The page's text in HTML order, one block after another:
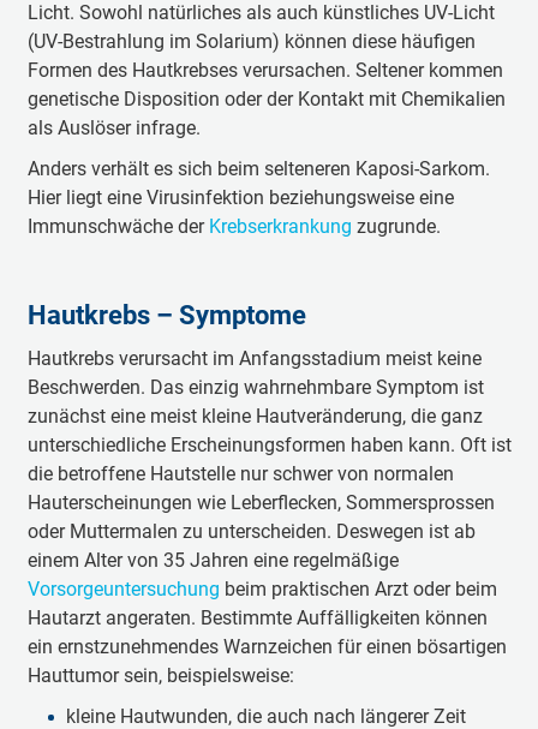
Licht. Sowohl natürliches als auch künstliches UV-Licht
(UV-Bestrahlung im Solarium) können diese häufigen
Formen des Hautkrebses verursachen. Seltener kommen
genetische Disposition oder der Kontakt mit Chemikalien
als Auslöser infrage.
Anders verhält es sich beim selteneren Kaposi-Sarkom.
Hier liegt eine Virusinfektion beziehungsweise eine
Immunschwäche der Krebserkrankung zugrunde.
Hautkrebs – Symptome
Hautkrebs verursacht im Anfangsstadium meist keine
Beschwerden. Das einzig wahrnehmbare Symptom ist
zunächst eine meist kleine Hautveränderung, die ganz
unterschiedliche Erscheinungsformen haben kann. Oft ist
die betroffene Hautstelle nur schwer von normalen
Hauterscheinungen wie Leberflecken, Sommersprossen
oder Muttermalen zu unterscheiden. Deswegen ist ab
einem Alter von 35 Jahren eine regelmäßige
Vorsorgeuntersuchung beim praktischen Arzt oder beim
Hautarzt angeraten. Bestimmte Auffälligkeiten können
ein ernstzunehmendes Warnzeichen für einen bösartigen
Hauttumor sein, beispielsweise:
kleine Hautwunden, die auch nach längerer Zeit